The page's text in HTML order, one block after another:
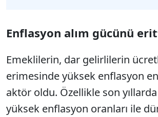
Enflasyon alım gücünü
Emeklilerin, dar gelirlilerin
erimesinde yüksek enflasyon
aktör oldu. Özellikle son
yüksek enflasyon oranları ile